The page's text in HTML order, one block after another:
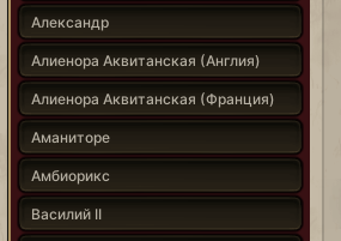
Александр
Алиенора Аквитанская (Англия)
Алиенора Аквитанская (Франция)
Аманиторе
Амбиорикс
Василий II